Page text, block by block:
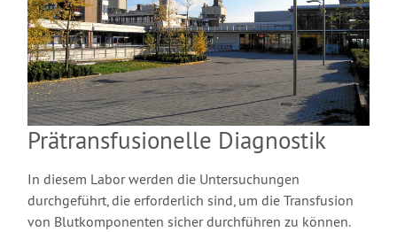
Prätransfusionelle Diagnostik
In diesem Labor werden die Untersuchungen
durchgeführt, die erforderlich sind, um die Transfusion
von Blutkomponenten sicher durchführen zu können.